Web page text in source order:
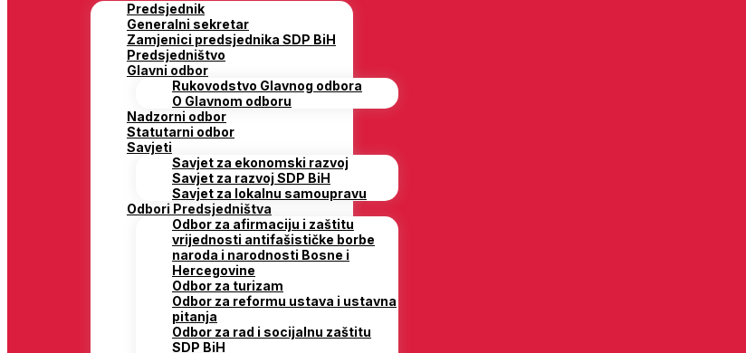
Predsjednik
Generalni sekretar
Zamjenici predsjednika SDP BiH
Predsjedništvo
Glavni odbor
Rukovodstvo Glavnog odbora
O Glavnom odboru
Nadzorni odbor
Statutarni odbor
Savjeti
Savjet za ekonomski razvoj
Savjet za razvoj SDP BiH
Savjet za lokalnu samoupravu
Odbori Predsjedništva
Odbor za afirmaciju i zaštitu
vrijednosti antifašističke borbe
naroda i narodnosti Bosne i
Hercegovine
Odbor za turizam
Odbor za reformu ustava i ustavna
pitanja
Odbor za rad i socijalnu zaštitu
SDP BiH